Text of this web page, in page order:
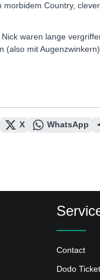
morbidem Country,
waren lange
(also mit
X WhatsApp
Contact
Dodo